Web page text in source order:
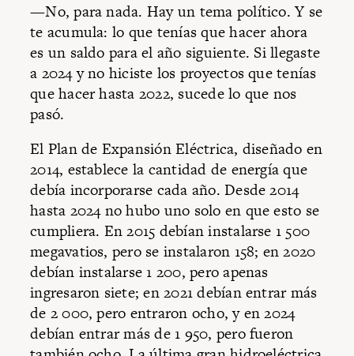
—No, para nada. Hay un tema político. Y se
te acumula: lo que tenías que hacer ahora
es un saldo para el año siguiente. Si llegaste
a 2024 y no hiciste los proyectos que tenías
que hacer hasta 2022, sucede lo que nos
pasó.
El Plan de Expansión Eléctrica, diseñado en
2014, establece la cantidad de energía que
debía incorporarse cada año. Desde 2014
hasta 2024 no hubo uno solo en que esto se
cumpliera. En 2015 debían instalarse 1 500
megavatios, pero se instalaron 158; en 2020
debían instalarse 1 200, pero apenas
ingresaron siete; en 2021 debían entrar más
de 2 000, pero entraron ocho, y en 2024
debían entrar más de 1 950, pero fueron